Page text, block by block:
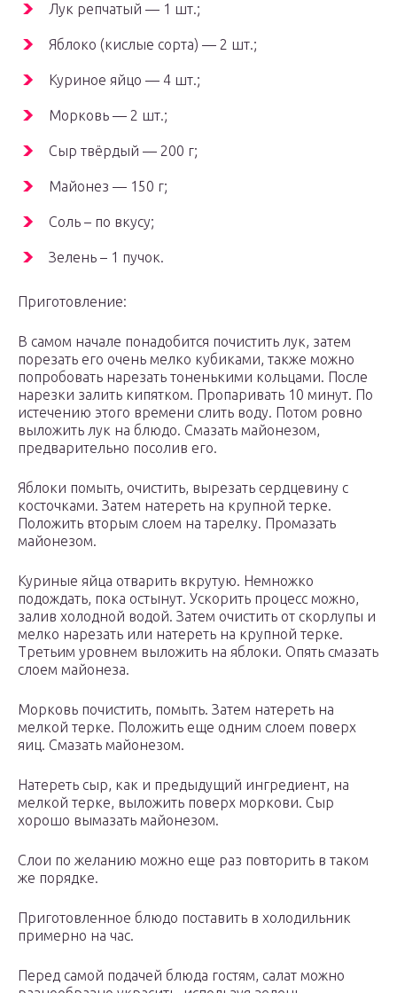
Лук репчатый — 1 шт.;
Яблоко (кислые сорта) — 2 шт.;
Куриное яйцо — 4 шт.;
Морковь — 2 шт.;
Сыр твёрдый — 200 г;
Майонез — 150 г;
Соль – по вкусу;
Зелень – 1 пучок.
Приготовление:
В самом начале понадобится почистить лук, затем
порезать его очень мелко кубиками, также можно
попробовать нарезать тоненькими кольцами. После
нарезки залить кипятком. Пропаривать 10 минут. По
истечению этого времени слить воду. Потом ровно
выложить лук на блюдо. Смазать майонезом,
предварительно посолив его.
Яблоки помыть, очистить, вырезать сердцевину с
косточками. Затем натереть на крупной терке.
Положить вторым слоем на тарелку. Промазать
майонезом.
Куриные яйца отварить вкрутую. Немножко
подождать, пока остынут. Ускорить процесс можно,
залив холодной водой. Затем очистить от скорлупы и
мелко нарезать или натереть на крупной терке.
Третьим уровнем выложить на яблоки. Опять смазать
слоем майонеза.
Морковь почистить, помыть. Затем натереть на
мелкой терке. Положить еще одним слоем поверх
яиц. Смазать майонезом.
Натереть сыр, как и предыдущий ингредиент, на
мелкой терке, выложить поверх моркови. Сыр
хорошо вымазать майонезом.
Слои по желанию можно еще раз повторить в таком
же порядке.
Приготовленное блюдо поставить в холодильник
примерно на час.
Перед самой подачей блюда гостям, салат можно